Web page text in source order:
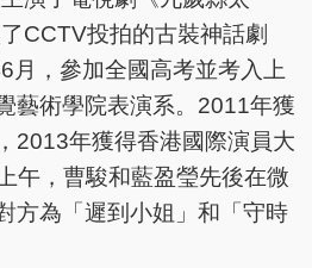
CCTV投拍的古裝神話劇
月，參加全國高考並考入上
藝術學院表演系。2011年獲
2013年獲得香港國際演員大
午，曹駿和藍盈瑩先後在微
方為「遲到小姐」和「守時